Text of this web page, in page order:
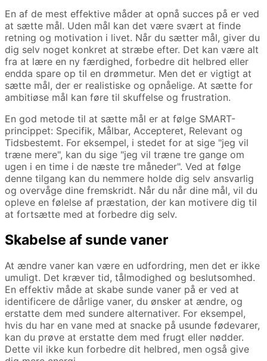
En af de mest effektive måder at opnå succes på er ved
at sætte mål. Uden mål kan det være svært at finde
retning og motivation i livet. Når du sætter mål, giver du
dig selv noget konkret at stræbe efter. Det kan være alt
fra at lære en ny færdighed, forbedre dit helbred eller
endda spare op til en drømmetur. Men det er vigtigt at
sætte mål, der er realistiske og opnåelige. At sætte for
ambitiøse mål kan føre til skuffelse og frustration.
En god metode til at sætte mål er at følge SMART-
princippet: Specifik, Målbar, Accepteret, Relevant og
Tidsbestemt. For eksempel, i stedet for at sige "jeg vil
træne mere", kan du sige "jeg vil træne tre gange om
ugen i en time i de næste tre måneder". Ved at følge
denne tilgang kan du nemmere holde dig selv ansvarlig
og overvåge dine fremskridt. Når du når dine mål, vil du
opleve en følelse af præstation, der kan motivere dig til
at fortsætte med at forbedre dig selv.
Skabelse af sunde vaner
At ændre vaner kan være en udfordring, men det er ikke
umuligt. Det kræver tid, tålmodighed og beslutsomhed.
En effektiv måde at skabe sunde vaner på er ved at
identificere de dårlige vaner, du ønsker at ændre, og
erstatte dem med sundere alternativer. For eksempel,
hvis du har en vane med at snacke på usunde fødevarer,
kan du prøve at erstatte dem med frugt eller nødder.
Dette vil ikke kun forbedre dit helbred, men også give